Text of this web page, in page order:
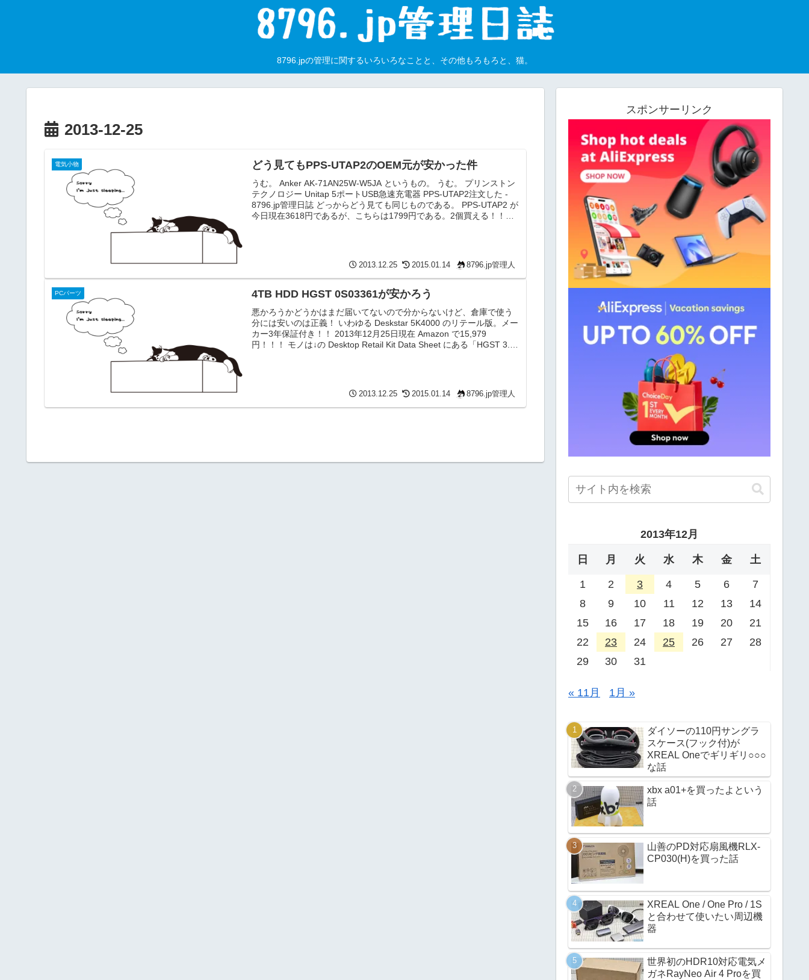
8796.jpの管理に関するいろいろなことと、その他もろもろと、猫。
2013-12-25
電気小物 どう見てもPPS-UTAP2のOEM元が安かった件
うむ。 Anker AK-71AN25W-W5JA というもの。 うむ。 プリンストン
テクノロジー Unitap 5ポートUSB急速充電器 PPS-UTAP2注文した -
8796.jp管理日誌 どっからどう見ても同じものである。 PPS-UTAP2 が
今日現在3618円であるが、こちらは1799円である。2個買える！！！
2013.12.25 2015.01.14 8796.jp管理人
PCパーツ 4TB HDD HGST 0S03361が安かろう
悪かろうかどうかはまだ届いてないので分からないけど、倉庫で使う
分には安いのは正義！ いわゆる Deskstar 5K4000 のリテール版。メー
カー3年保証付き！！ 2013年12月25日現在 Amazon で15,979
円！！！ モノは↓の Desktop Retail Kit Data Sheet にある「HGST 3.5
2013.12.25 2015.01.14 8796.jp管理人
スポンサーリンク
2013年12月
日 月 火 水 木 金 土
1 2 3 4 5 6
7
8
9 10 11 12 13
14
15
16 17 18 19 20
21
22
23 24 25 26 27
28
29
30 31
« 11月 1月 »
ダイソーの110円サングラ
スケース(フック付)が
XREAL Oneでギリギリ○○○
な話
xbx a01+を買ったよという
話
山善のPD対応扇風機RLX-
CP030(H)を買った話
XREAL One / One Pro / 1S
と合わせて使いたい周辺機
器
世界初のHDR10対応電気メ
ガネRayNeo Air 4 Proを買